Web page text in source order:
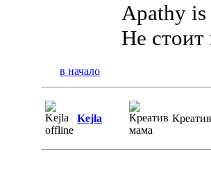
Apathy
Не стоит
в начало
Kejla